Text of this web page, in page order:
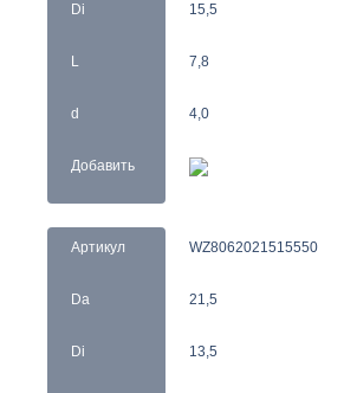
Di
L
d
Добавить
15,5
7,8
4,0
Артикул
Da
Di
WZ8062021515550
21,5
13,5